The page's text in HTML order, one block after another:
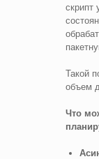
скрипт
Такой
объем
Что